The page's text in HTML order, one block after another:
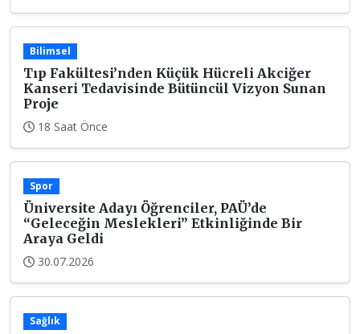
Bilimsel
Tıp Fakültesi’nden Küçük Hücreli Akciğer
Kanseri Tedavisinde Bütüncül Vizyon Sunan
Proje
18 Saat Önce
Spor
Üniversite Adayı Öğrenciler, PAÜ’de
“Geleceğin Meslekleri” Etkinliğinde Bir
Araya Geldi
30.07.2026
Sağlık